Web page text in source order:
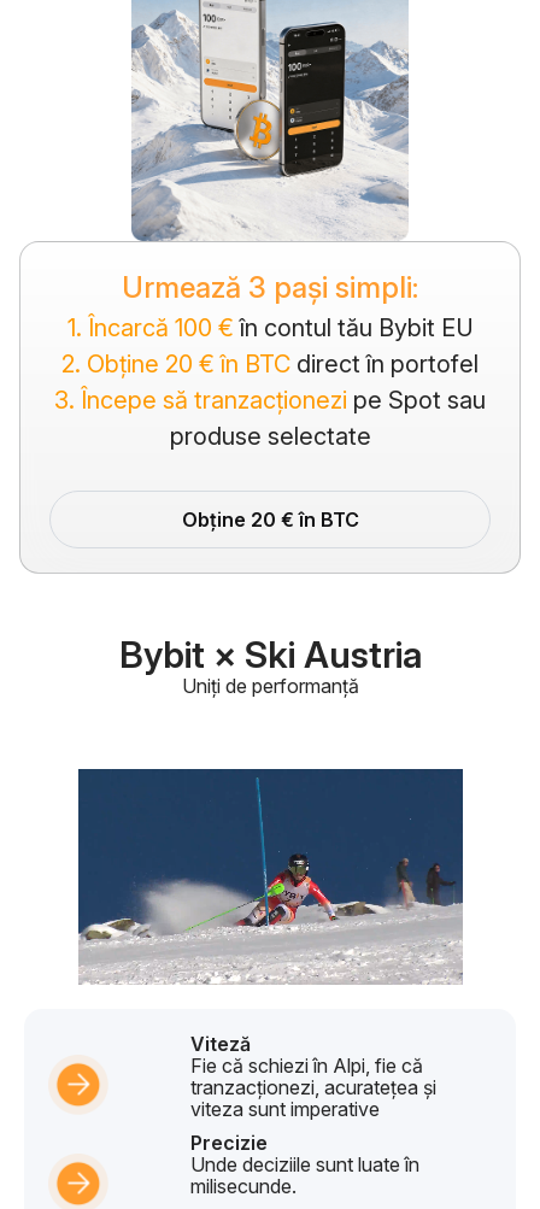
Urmează 3 pași simpli:
1. Încarcă 100 €în contul tău Bybit EU
2. Obține 20 € în BTC direct în portofel
3. Începe să tranzacționezi pe Spot sau
produse selectate
Obține 20 € în BTC
Bybit × Ski Austria
Uniți de performanță
Viteză
Fie că schiezi în Alpi, fie că
tranzacționezi, acuratețea și
viteza sunt imperative
Precizie
Unde deciziile sunt luate în
milisecunde.